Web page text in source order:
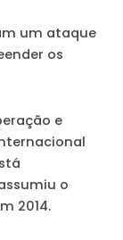
um ataque
os
e
o
2014.